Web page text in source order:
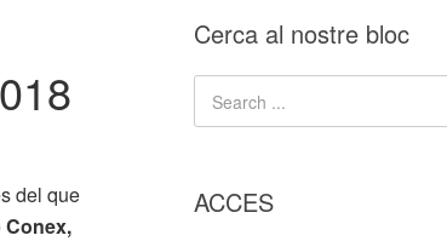
del que
Conex,
Cerca al nostre bloc
ACCES